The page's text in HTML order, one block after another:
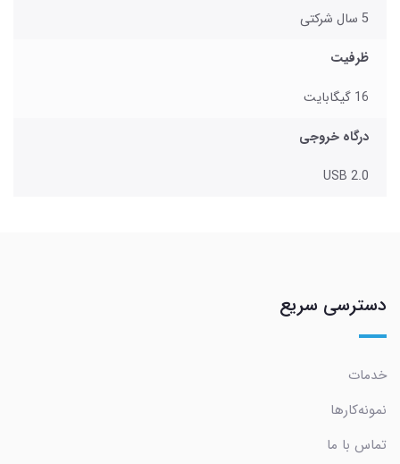
5 سال شرکتی
ظرفیت
16 گیگابایت
درگاه خروجی
USB 2.0
دسترسی سریع
خدمات
نمونه‌کارها
تماس با ما